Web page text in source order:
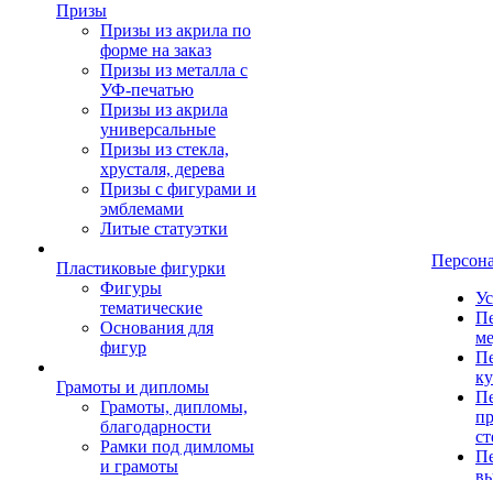
Призы
Призы из акрила по
форме на заказ
Призы из металла с
УФ-печатью
Призы из акрила
универсальные
Призы из стекла,
хрусталя, дерева
Призы с фигурами и
эмблемами
Литые статуэтки
Пластиковые фигурки
Фигуры
тематические
Основания для
фигур
Грамоты и дипломы
Грамоты, дипломы,
благодарности
Рамки под димломы
и грамоты